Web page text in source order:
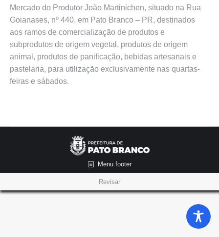
Mercado do Produtor João Martinichen, situado na Rua
Goianases, nº 440, em Pato Branco – PR, destinados
aos ramos de comercialização de produtos e
subprodutos de origem vegetal, produtos de origem
animal, produtos de panificação, bebidas artesanais e
pastelaria, para utilização exclusivamente nas quartas-
feiras e sábados.
Menu footer
Revisar